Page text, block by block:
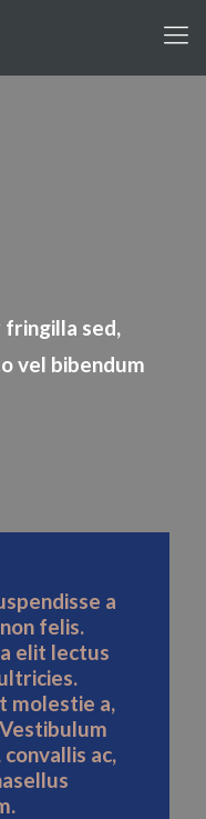
sed,
vel bibendum
a
felis.
elit lectus
molestie a,
ac,